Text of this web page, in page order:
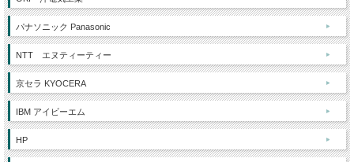
パナソニック Panasonic
NTT エヌティーティー
京セラ KYOCERA
IBM アイビーエム
HP